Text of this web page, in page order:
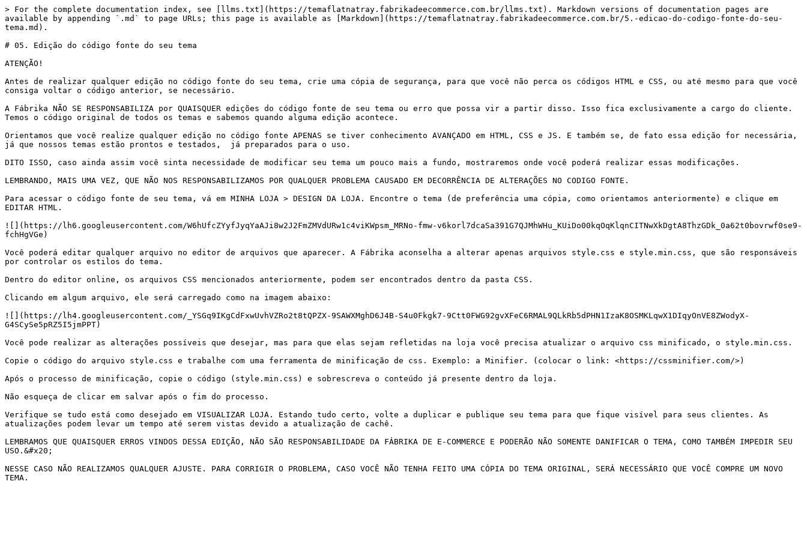
> For the complete documentation index, see [llms.txt](https://temaflatnatray.fabrikadeecommerce.com.br/llms.txt). Markdown versions of documentation pages are
available by appending `.md` to page URLs; this page is available as [Markdown](https://temaflatnatray.fabrikadeecommerce.com.br/5.-edicao-do-codigo-fonte-do-seu-
tema.md).
# 05. Edição do código fonte do seu tema
ATENÇÃO!
Antes de realizar qualquer edição no código fonte do seu tema, crie uma cópia de segurança, para que você não perca os códigos HTML e CSS, ou até mesmo para que você
consiga voltar o código anterior, se necessário.
A Fábrika NÃO SE RESPONSABILIZA por QUAISQUER edições do código fonte de seu tema ou erro que possa vir a partir disso. Isso fica exclusivamente a cargo do cliente.
Temos o código original de todos os temas e sabemos quando alguma edição acontece.
Orientamos que você realize qualquer edição no código fonte APENAS se tiver conhecimento AVANÇADO em HTML, CSS e JS. E também se, de fato essa edição for necessária,
já que nossos temas estão prontos e testados,  já preparados para o uso.
DITO ISSO, caso ainda assim você sinta necessidade de modificar seu tema um pouco mais a fundo, mostraremos onde você poderá realizar essas modificações.
LEMBRANDO, MAIS UMA VEZ, QUE NÃO NOS RESPONSABILIZAMOS POR QUALQUER PROBLEMA CAUSADO EM DECORRÊNCIA DE ALTERAÇÕES NO CODIGO FONTE.
Para acessar o código fonte de seu tema, vá em MINHA LOJA > DESIGN DA LOJA. Encontre o tema (de preferência uma cópia, como orientamos anteriormente) e clique em
EDITAR HTML.
![](https://lh6.googleusercontent.com/W6hUfcZYyfJyqYaAJi8w2J2FmZMVdURw1c4viKWpsm_MRNo-fmw-v6korl7dcaSa391G7QJMhWHu_KUiDo00kqOqKlqnCITNwXkDgtA8ThzGDk_0a62t0bovrwf0se9-
fchHgVGe)
Você poderá editar qualquer arquivo no editor de arquivos que aparecer. A Fábrika aconselha a alterar apenas arquivos style.css e style.min.css, que são responsáveis
por controlar os estilos do tema.
Dentro do editor online, os arquivos CSS mencionados anteriormente, podem ser encontrados dentro da pasta CSS.
Clicando em algum arquivo, ele será carregado como na imagem abaixo:
![](https://lh4.googleusercontent.com/_YSGq9IKgCdFxwUvhVZRo2t8tQPZX-9SAWXMghD6J4B-S4u0Fkgk7-9Ctt0FWG92gvXFeC6RMAL9QLkRb5dPHN1IzaK8OSMKLqwX1DIqyOnVE8ZWodyX-
G4SCySe5pRZ5I5jmPPT)
Você pode realizar as alterações possíveis que desejar, mas para que elas sejam refletidas na loja você precisa atualizar o arquivo css minificado, o style.min.css.
Copie o código do arquivo style.css e trabalhe com uma ferramenta de minificação de css. Exemplo: a Minifier. (colocar o link: <https://cssminifier.com/>)
Após o processo de minificação, copie o código (style.min.css) e sobrescreva o conteúdo já presente dentro da loja.
Não esqueça de clicar em salvar após o fim do processo.
Verifique se tudo está como desejado em VISUALIZAR LOJA. Estando tudo certo, volte a duplicar e publique seu tema para que fique visível para seus clientes. As
atualizações podem levar um tempo até serem vistas devido a atualização de cachê.
LEMBRAMOS QUE QUAISQUER ERROS VINDOS DESSA EDIÇÃO, NÃO SÃO RESPONSABILIDADE DA FÁBRIKA DE E-COMMERCE E PODERÃO NÃO SOMENTE DANIFICAR O TEMA, COMO TAMBÉM IMPEDIR SEU
USO.&#x20;
NESSE CASO NÃO REALIZAMOS QUALQUER AJUSTE. PARA CORRIGIR O PROBLEMA, CASO VOCÊ NÃO TENHA FEITO UMA CÓPIA DO TEMA ORIGINAL, SERÁ NECESSÁRIO QUE VOCÊ COMPRE UM NOVO